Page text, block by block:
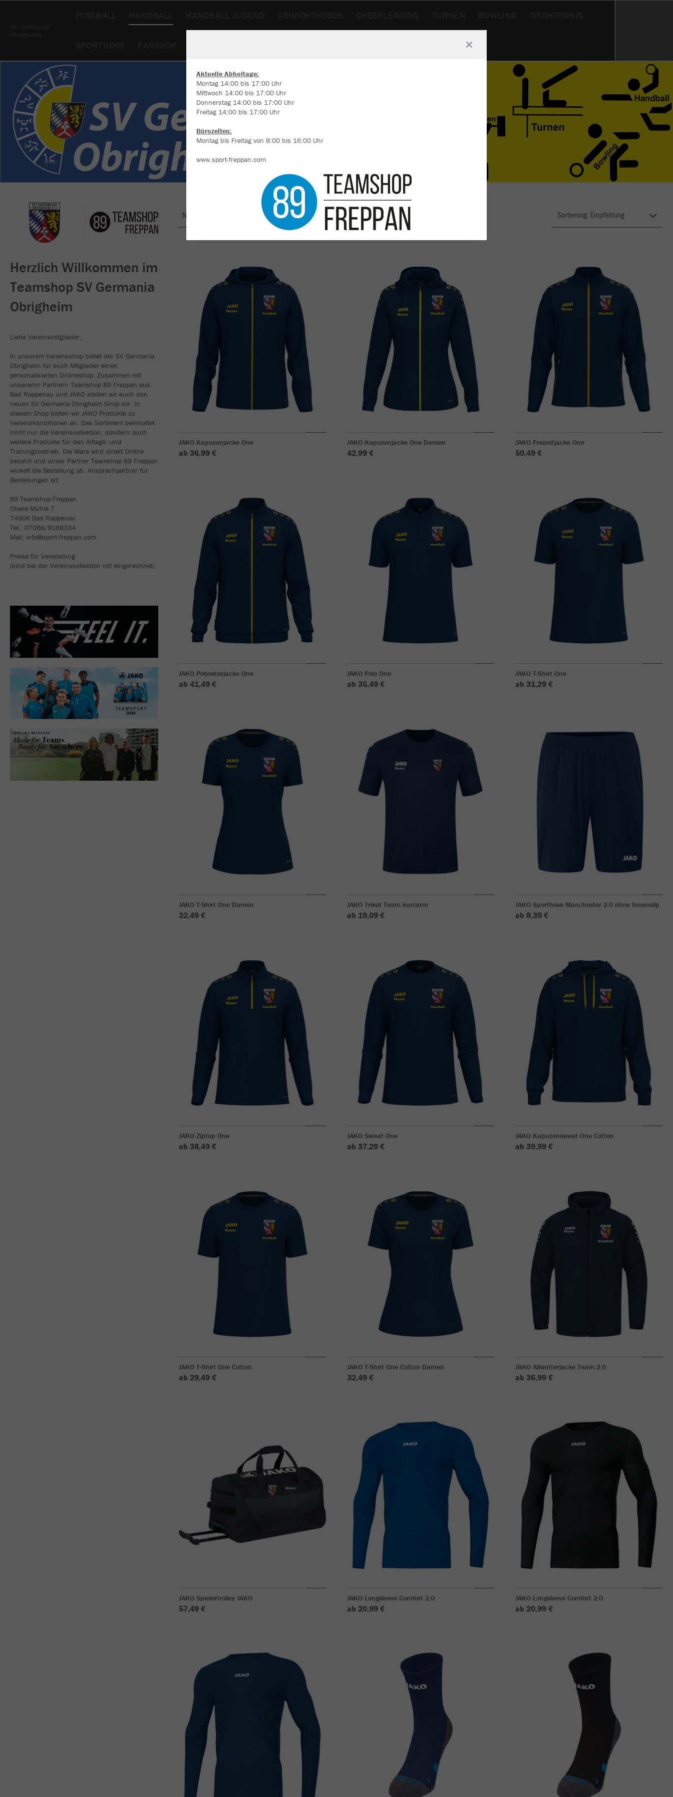
Herzlich Willkommen im
Teamshop SV Germania
Obrigheim
Liebe Vereinsmitglieder,
in unserem Vereinsshop bietet der SV Germania
Obrigheim für euch Mitglieder einen
personalisierten Onlineshop. Zusammen mit
unseremn Partnern Teamshop 89 Freppan aus
Bad Rappenau und JAKO stellen wir euch den
neuen SV Germania Obrigheim Shop vor. In
diesem Shop bieten wir JAKO Produkte zu
Vereinskonditionen an. Das Sortiment beinhaltet
nicht nur die Vereinskollektion, sondern auch
weitere Produkte für den Alltags- und
Trainingsbetrieb. Die Ware wird direkt Online
bezahlt und unser Partner Teamshop 89 Freppan
wickelt die Bestellung ab. Ansprechpartner für
Bestellungen ist:
89 Teamshop Freppan
Obere Mühle 7
74906 Bad Rappenau
Tel.: 07066/9168334
Mail: info@sport-freppan.com
Preise für Veredelung
(sind bei der Vereinskollektion mit eingerechnet)
Nachhaltig Farbe
JAKO Kapuzenjacke One
ab 36,99 €
JAKO Kapuzenjacke One Damen
42,99 €
JAKO Freizeitjacke One
50,49 €
JAKO Polyesterjacke One
ab 41,49 €
JAKO Polo One
ab 35,49 €
JAKO T-Shirt One
ab 31,29 €
JAKO T-Shirt One Damen
32,49 €
JAKO Trikot Team kurzarm
ab 19,09 €
JAKO Sporthose Manchester 2.0 ohne Innenslip
ab 8,39 €
JAKO Ziptop One
ab 38,49 €
JAKO Sweat One
ab 37,29 €
JAKO Kapuzensweat One Cotton
ab 39,99 €
JAKO T-Shirt One Cotton
ab 29,49 €
JAKO T-Shirt One Cotton Damen
32,49 €
JAKO Allwetterjacke Team 2.0
ab 36,99 €
JAKO Spielertrolley JAKO
57,49 €
JAKO Longsleeve Comfort 2.0
ab 20,99 €
JAKO Longsleeve Comfort 2.0
ab 20,99 €
Aktuelle Abholtage:
Montag 14:00 bis 17:00 Uhr
Mittwoch 14:00 bis 17:00 Uhr
Donnerstag 14:00 bis 17:00 Uhr
Freitag 14:00 bis 17:00 Uhr
Bürozeiten:
Montag bis Freitag von 8:00 bis 16:00 Uhr
www.sport-freppan.com
Wir verwenden Cookies
Durch die Analyse der Besucherdaten können wir dir personalisierte Inhalte
anzeigen und unsere Website verbessern. Weitere Informationen zu den
Alle akzeptieren
mehr Infos
Datenschutz Impressum